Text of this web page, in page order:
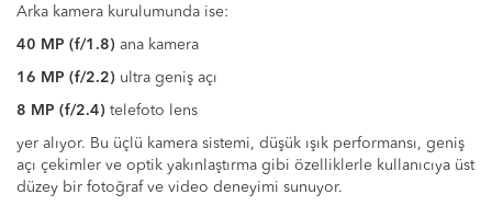
Arka kamera kurulumunda ise:
40 MP (f/1.8) ana kamera
16 MP (f/2.2) ultra geniş açı
8 MP (f/2.4) telefoto lens
yer alıyor. Bu üçlü kamera sistemi, düşük ışık performansı, geniş
açı çekimler ve optik yakınlaştırma gibi özelliklerle kullanıcıya üst
düzey bir fotoğraf ve video deneyimi sunuyor.